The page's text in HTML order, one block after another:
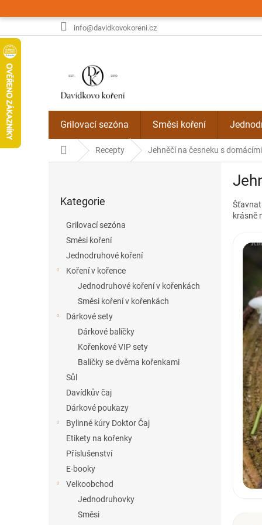
na
info@davidkovokoreni.cz
Grilovací sezóna Směsi koření
Domů Recepty Jehněčí na česneku s
kategorie
Kategorie
Grilovací sezóna
Směsi koření
Jednodruhové koření
Koření v kořence
Jednodruhové koření v kořenkách
Směsi koření v kořenkách
Dárkové sety
Dárkové balíčky
Kořenkové VIP sety
Balíčky se dvěma kořenkami
Sůl
Davídkův čaj
Dárkové poukazy
Bylinné kúry Doktor Čaj
Etikety na kořenky
Příslušenství
E-booky
Velkoobchod
Jednodruhovky
Směsi
krásně